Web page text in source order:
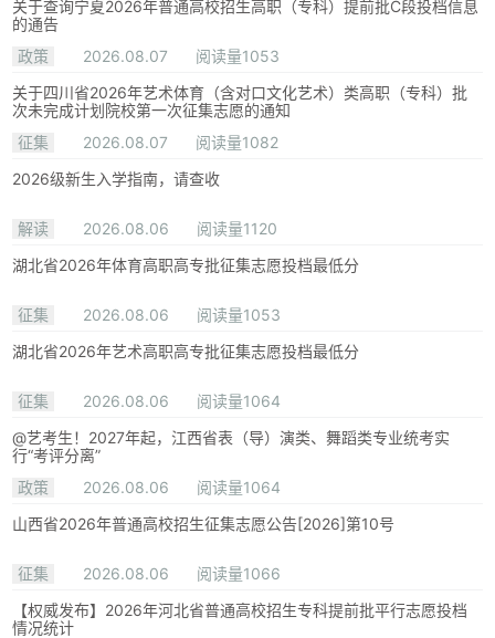
关于查询宁夏2026年普通高校招生高职（专科）提前批C段投档信息
的通告
政策
2026.08.07
阅读量1053
关于四川省2026年艺术体育（含对口文化艺术）类高职（专科）批
次未完成计划院校第一次征集志愿的通知
征集
2026.08.07
阅读量1082
2026级新生入学指南，请查收
解读 2026.08.06
阅读量1120
湖北省2026年体育高职高专批征集志愿投档最低分
征集 2026.08.06
阅读量1053
湖北省2026年艺术高职高专批征集志愿投档最低分
征集 2026.08.06
阅读量1064
@艺考生！2027年起，江西省表（导）演类、舞蹈类专业统考实
行“考评分离”
政策
2026.08.06
阅读量1064
山西省2026年普通高校招生征集志愿公告[2026]第10号
征集 2026.08.06
阅读量1066
【权威发布】2026年河北省普通高校招生专科提前批平行志愿投档
情况统计